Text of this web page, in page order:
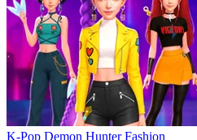
K-Pop Demon Hunter Fashion